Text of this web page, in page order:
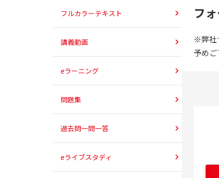
フ
※弊社
予め
フルカラーテキスト
講義動画
eラーニング
問題集
過去問一問一答
eライブスタディ